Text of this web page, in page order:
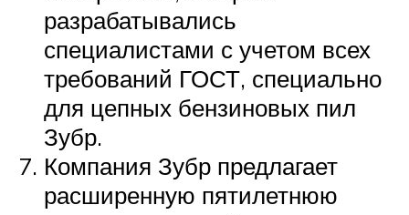
разрабатывались
специалистами с учетом всех
требований ГОСТ, специально
для цепных бензиновых пил
Зубр.
Компания Зубр предлагает
расширенную пятилетнюю